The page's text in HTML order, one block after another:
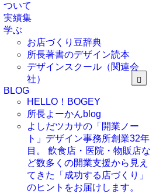
ついて
実績集
学ぶ
お店づくり豆辞典
所長著書のデザイン読本
デザインスクール（関連会
社）
BLOG
HELLO！BOGEY
所長よーかんblog
よしだツカサの「開業ノー
ト」 デザイン事務所創業32年
目。 飲食店・医院・物販店な
ど数多くの開業支援から見え
てきた「成功する店づくり」
のヒントをお届けします。